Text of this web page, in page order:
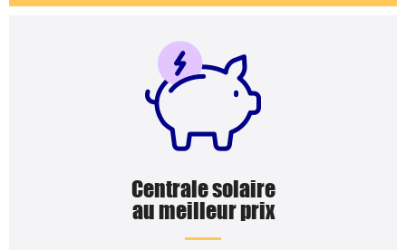
Centrale solaire
au meilleur prix